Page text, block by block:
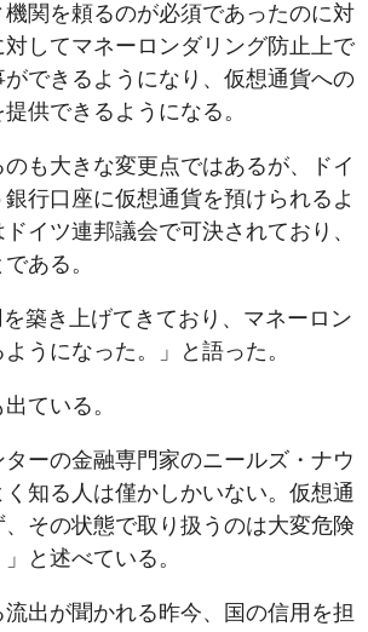
関を頼るのが必須であったのに対
してマネーロンダリング防止上で
できるようになり、仮想通貨への
供できるようになる。
も大きな変更点ではあるが、ドイ
行口座に仮想通貨を預けられるよ
イツ連邦議会で可決されており、
ある。
築き上げてきており、マネーロン
うになった。」と語った。
ている。
ーの金融専門家のニールズ・ナウ
知る人は僅かしかいない。仮想通
その状態で取り扱うのは大変危険
と述べている。
出が聞かれる昨今、国の信用を担